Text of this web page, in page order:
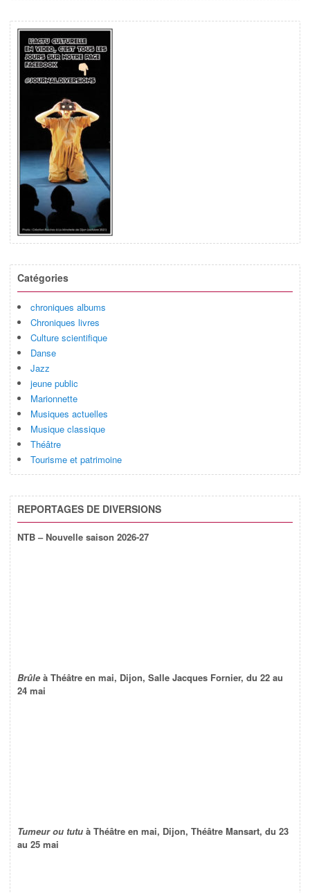
Catégories
chroniques albums
Chroniques livres
Culture scientifique
Danse
Jazz
jeune public
Marionnette
Musiques actuelles
Musique classique
Théâtre
Tourisme et patrimoine
REPORTAGES DE DIVERSIONS
NTB – Nouvelle saison 2026-27
Brûle à Théâtre en mai, Dijon, Salle Jacques Fornier, du 22 au
24 mai
Tumeur ou tutu à Théâtre en mai, Dijon, Théâtre Mansart, du 23
au 25 mai